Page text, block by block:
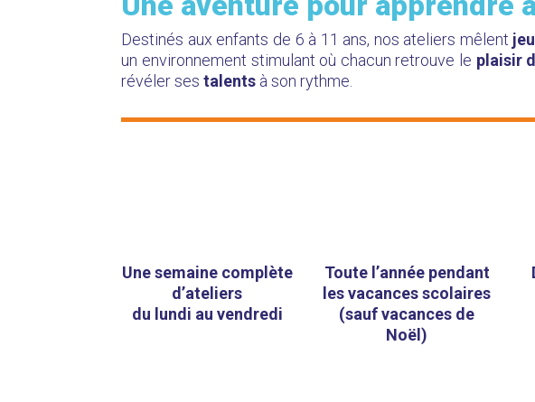
Destinés aux enfants de 6 à 11 ans, nos ateliers mêlent
un environnement stimulant où chacun retrouve le plaisir
révéler sestalents à son rythme.
Une semaine complète
d’ateliers
du lundi au vendredi
Toute l’année pendant
les vacances scolaires
(sauf vacances de
Noël)